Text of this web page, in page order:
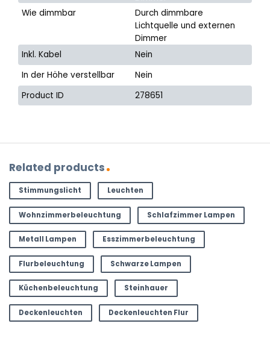
Wie dimmbar
Durch dimmbare
Lichtquelle und externen
Dimmer
Inkl. Kabel
Nein
In der Höhe verstellbar
Nein
Product ID
278651
Related products
Stimmungslicht Leuchten
Wohnzimmerbeleuchtung Schlafzimmer Lampen
Metall Lampen Esszimmerbeleuchtung
Flurbeleuchtung Schwarze Lampen
Küchenbeleuchtung Steinhauer
Deckenleuchten Deckenleuchten Flur